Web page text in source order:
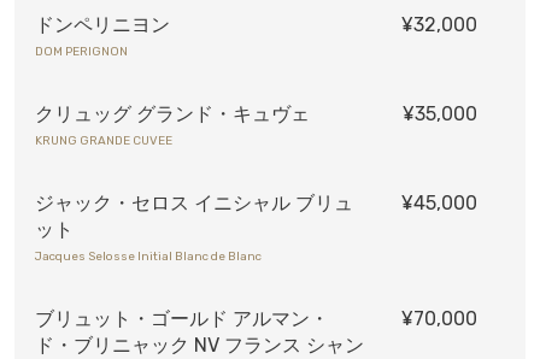
ドンペリニヨン ¥32,000
DOM PERIGNON
クリュッグ グランド・キュヴェ ¥35,000
KRUNG GRANDE CUVEE
ジャック・セロス イニシャル ブリュ
ット
¥45,000
Jacques Selosse Initial Blanc de Blanc
ブリュット・ゴールド アルマン・
ド・ブリニャック NV フランス シャン
¥70,000